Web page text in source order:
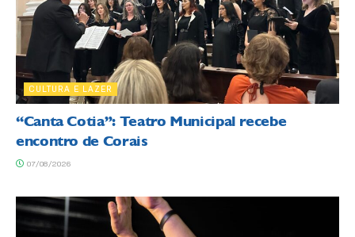
CULTURA E LAZER
“Canta Cotia”: Teatro Municipal recebe
encontro de Corais
07/08/2026